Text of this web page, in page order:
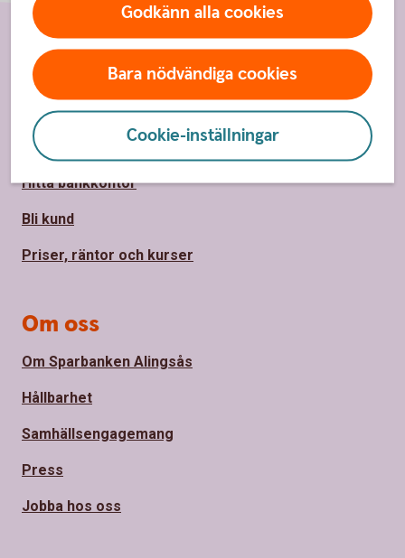
Godkänn alla cookies
Bara nödvändiga cookies
Cookie-inställningar
Sidfot
Hitta snabbt
Kontakta oss
Spärrhjälp
Hitta bankkontor
Bli kund
Priser, räntor och kurser
Om oss
Om Sparbanken Alingsås
Hållbarhet
Samhällsengagemang
Press
Jobba hos oss